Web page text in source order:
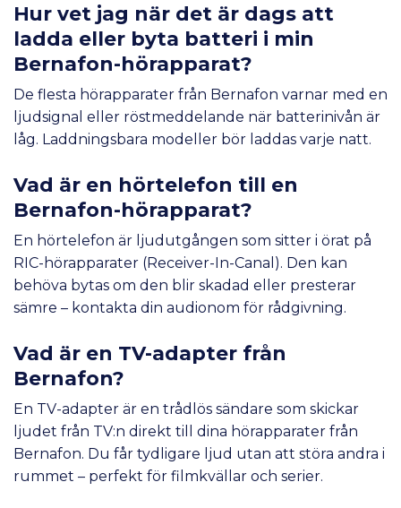
Hur vet jag när det är dags att
ladda eller byta batteri i min
Bernafon-hörapparat?
De flesta hörapparater från Bernafon varnar med en
ljudsignal eller röstmeddelande när batterinivån är
låg. Laddningsbara modeller bör laddas varje natt.
Vad är en hörtelefon till en
Bernafon-hörapparat?
En hörtelefon är ljudutgången som sitter i örat på
RIC-hörapparater (Receiver-In-Canal). Den kan
behöva bytas om den blir skadad eller presterar
sämre – kontakta din audionom för rådgivning.
Vad är en TV-adapter från
Bernafon?
En TV-adapter är en trådlös sändare som skickar
ljudet från TV:n direkt till dina hörapparater från
Bernafon. Du får tydligare ljud utan att störa andra i
rummet – perfekt för filmkvällar och serier.